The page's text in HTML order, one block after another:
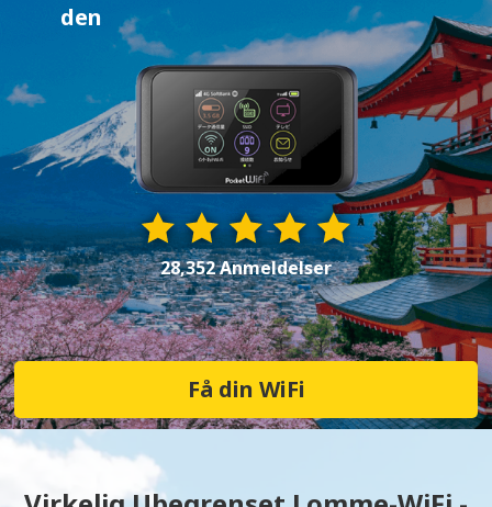
den
28,352 Anmeldelser
Få din WiFi